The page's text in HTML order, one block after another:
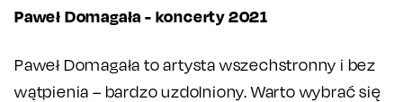
Paweł Domagała - koncerty 2021
Paweł Domagała to artysta wszechstronny i bez
wątpienia – bardzo uzdolniony. Warto wybrać się